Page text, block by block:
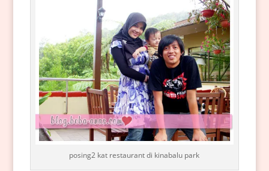
posing2 kat restaurant di kinabalu park